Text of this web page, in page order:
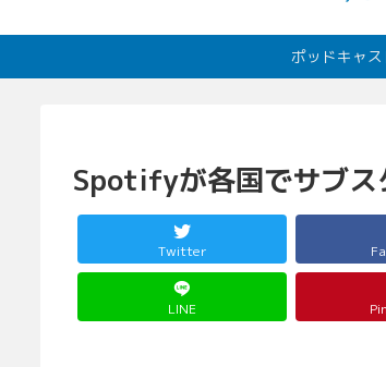
ポッドキャ
Spotifyが各国でサブス
Twitter
LINE